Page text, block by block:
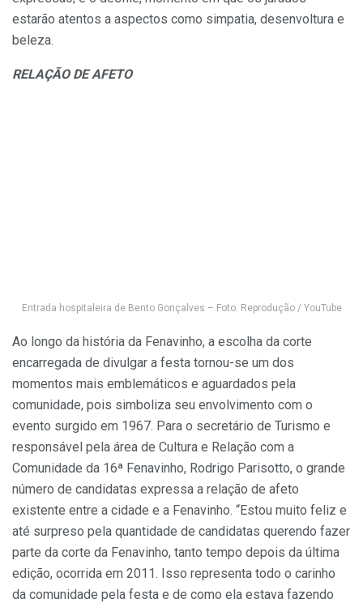
estarão atentos a aspectos como simpatia, desenvoltura e
beleza.
RELAÇÃO DE AFETO
Entrada hospitaleira de Bento Gonçalves – Foto: Reprodução / YouTube
Ao longo da história da Fenavinho, a escolha da corte
encarregada de divulgar a festa tornou-se um dos
momentos mais emblemáticos e aguardados pela
comunidade, pois simboliza seu envolvimento com o
evento surgido em 1967. Para o secretário de Turismo e
responsável pela área de Cultura e Relação com a
Comunidade da 16ª Fenavinho, Rodrigo Parisotto, o grande
número de candidatas expressa a relação de afeto
existente entre a cidade e a Fenavinho. “Estou muito feliz e
até surpreso pela quantidade de candidatas querendo fazer
parte da corte da Fenavinho, tanto tempo depois da última
edição, ocorrida em 2011. Isso representa todo o carinho
da comunidade pela festa e de como ela estava fazendo